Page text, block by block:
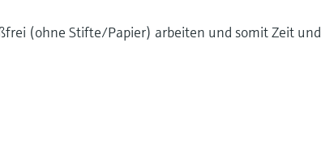
(ohne Stifte/Papier) arbeiten und somit Zeit